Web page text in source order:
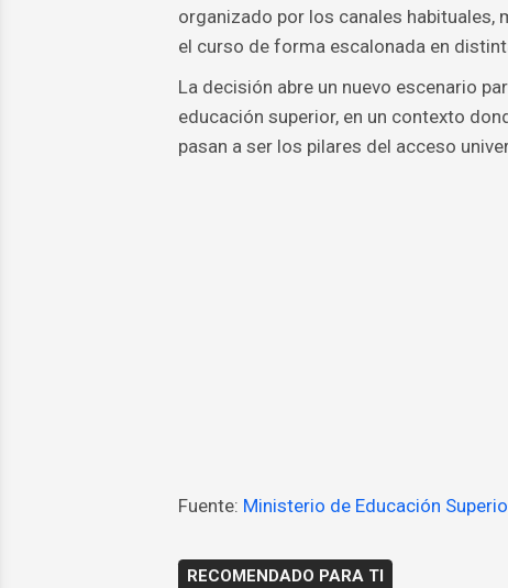
organizado por los canales
el curso de forma escalonada en
La decisión abre un nuevo escenario
educación superior, en un contexto
pasan a ser los pilares del acceso
Fuente: Ministerio de Educación
RECOMENDADO PARA TI